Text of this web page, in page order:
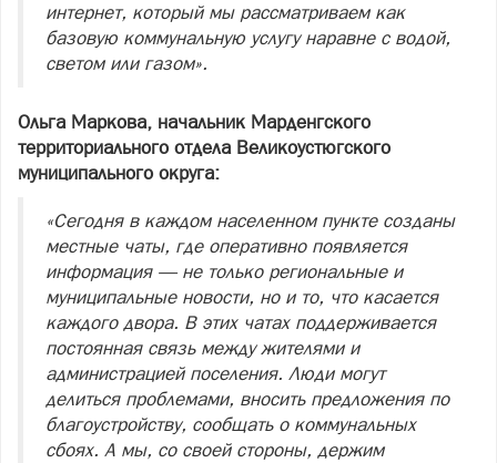
интернет, который мы рассматриваем как
базовую коммунальную услугу наравне с водой,
светом или газом».
Ольга Маркова, начальник Марденгского
территориального отдела Великоустюгского
муниципального округа:
«Сегодня в каждом населенном пункте созданы
местные чаты, где оперативно появляется
информация — не только региональные и
муниципальные новости, но и то, что касается
каждого двора. В этих чатах поддерживается
постоянная связь между жителями и
администрацией поселения. Люди могут
делиться проблемами, вносить предложения по
благоустройству, сообщать о коммунальных
сбоях. А мы, со своей стороны, держим